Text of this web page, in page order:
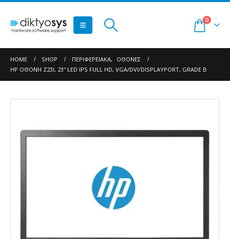
0
HOME SHOP ΠΕΡΙΦΕΡΕΙΑΚΆ,
ΟΘΌΝΕΣ
HP ΟΘΌΝΗ Z23I, 23″ LED IPS FULL HD, VGA/DVI/DISPLAYPORT, GRADE B